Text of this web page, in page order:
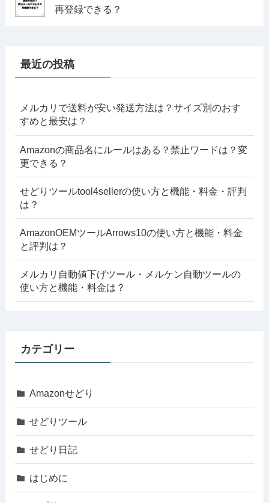
再登録できる？
最近の投稿
メルカリで送料が安い発送方法は？サイズ別のおす
すめと最安は？
Amazonの商品名にルールはある？禁止ワードは？変
更できる？
せどりツールtool4sellerの使い方と機能・料金・評判
は？
AmazonOEMツールArrows10の使い方と機能・料金
と評判は？
メルカリ自動値下げツール・メルケン自動ツールの
使い方と機能・料金は？
カテゴリー
Amazonせどり
せどりツール
せどり日記
はじめに